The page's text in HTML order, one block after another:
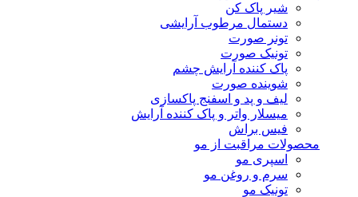
شیر پاک کن
دستمال مرطوب آرایشی
تونر صورت
تونیک صورت
پاک کننده آرایش چشم
شوینده صورت
لیف و پد و اسفنج پاکسازی
میسلار واتر و پاک کننده آرایش
فیس براش
محصولات مراقبت از مو
اسپری مو
سرم و روغن مو
تونیک مو